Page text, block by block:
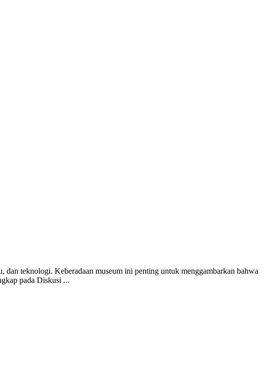
teknologi. Keberadaan museum ini penting untuk menggambarkan bahwa
pada Diskusi ...